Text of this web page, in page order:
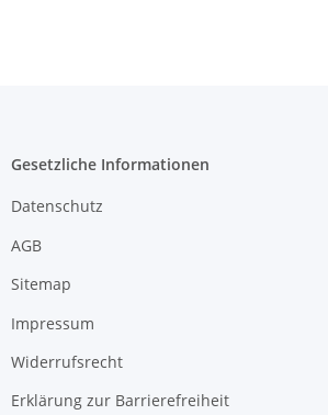
Gesetzliche Informationen
Datenschutz
AGB
Sitemap
Impressum
Widerrufsrecht
Erklärung zur Barrierefreiheit